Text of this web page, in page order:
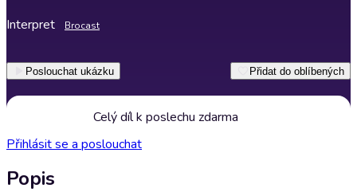
Interpret Brocast
Poslouchat ukázku Přidat do oblíbených
Celý díl k poslechu zdarma
Přihlásit se a poslouchat
Popis